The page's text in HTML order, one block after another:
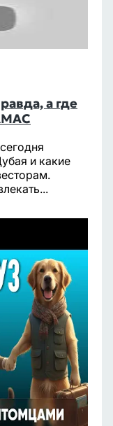
а где
и какие